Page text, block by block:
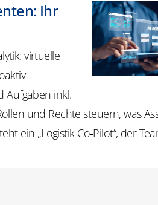
Ihr
virtuelle
Aufgaben inkl.
und Rechte steuern, was
ein „Logistik Co‑Pilot“, der